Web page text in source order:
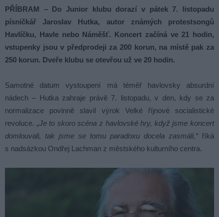
PŘÍBRAM – Do Junior klubu dorazí v pátek 7. listopadu
písničkář Jaroslav Hutka, autor známých protestsongů
Havlíčku, Havle nebo Náměšť. Koncert začíná ve 21 hodin,
vstupenky jsou v předprodeji za 200 korun, na místě pak za
250 korun. Dveře klubu se otevřou už ve 20 hodin.
Samotné datum vystoupení má téměř havlovsky absurdní
nádech – Hutka zahraje právě 7. listopadu, v den, kdy se za
normalizace povinně slavil výrok Velké říjnové socialistické
revoluce. „Je to skoro scéna z havlovské hry, když jsme koncert
domlouvali, tak jsme se tomu paradoxu docela zasmáli,“ říká
s nadsázkou Ondřej Lachman z městského kulturního centra.